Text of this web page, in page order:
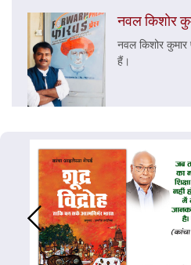
नवल किशोर
नवल किशोर कुमार
हैं।